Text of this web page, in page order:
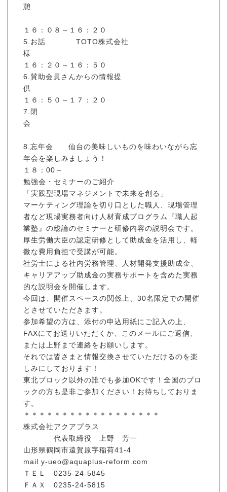
憩
１６：０８～１６：２０
5.お話 TOTO株式会社
様
１６：２０～１６：５０
6.賛助会員さんからの情報提
供
１６：５０～１７：２０
7.閉
会
8.忘年会 仙台の美味しいものを味わいながら忘
年会を楽しみましょう！
１８：00～
勉強会・セミナーのご紹介
「実践型現場マネジメントで未来を創る」
マーケティング理論を切り口とした職人、現場管理
者など現場実務者向け人材育成プログラム『職人起
業塾』の総論のセミナーと研修内容の説明会です。
厚生労働大臣の認定研修として助成金を活用し、軽
微な費用負担で受講が可能。
社労士による社内労務管理、人材開発支援助成金、
キャリアアップ助成金の実務サポートを含めた実務
的な説明会を開催します。
今回は、開催スペースの関係上、30名限定での開催
とさせていただきます。
参加希望の方は、添付の申込用紙にご記入の上、
FAXにてお送りいただくか、このメールにご返信、
または上野まで連絡をお願いします。
それでは皆さまと情報交換させていただけるのを楽
しみにしております！
東北ブロック以外の誰でも参加OKです！全国のブロ
ックの方も是非ご参加ください！お待ちしておりま
す。
＊＊＊＊＊＊＊＊＊＊＊＊＊＊＊＊＊＊
株式会社アクアプラス
代表取締役 上野 芳一
山形県鶴岡市遠賀原字稲荷41-4
mail y-ueo@aquaplus-reform.com
ＴＥＬ 0235-24-5845
ＦＡＸ 0235-24-5815